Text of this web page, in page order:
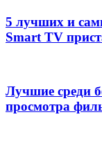
5 лучших и
Smart TV
Лучшие среди
просмотра